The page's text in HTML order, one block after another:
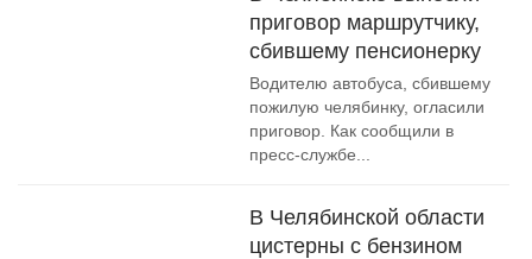
приговор маршрутчику,
сбившему пенсионерку
Водителю автобуса, сбившему
пожилую челябинку, огласили
приговор. Как сообщили в
пресс-службе...
В Челябинской области
цистерны с бензином